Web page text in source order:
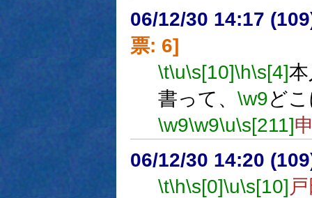
06/12/30 14:17
票: 6]
\t\u\s[10]\h\s[4]
書って、 \w9ど
\w9\w9\u\s[211]
06/12/30 14:20
\t\h\s[0]\u\s[10]